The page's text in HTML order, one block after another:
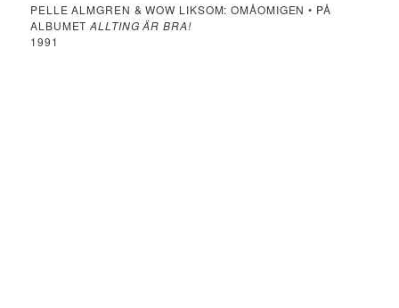
PELLE ALMGREN & WOW LIKSOM: OMÅOMIGEN • PÅ
ALBUMETALLTING ÄR BRA!
1991